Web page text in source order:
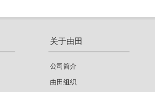
关于由田
公司简介
由田组织